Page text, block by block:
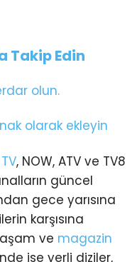
Takip Edin
olun.
olarak ekleyin
, NOW, ATV ve TV8
güncel
gece yarısına
karşısına
ve magazin
ise yerli diziler,